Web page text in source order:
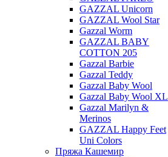
GAZZAL Unicorn
GAZZAL Wool Star
Gazzal Worm
GAZZAL BABY
COTTON 205
Gazzal Barbie
Gazzal Teddy
Gazzal Baby Wool
Gazzal Baby Wool XL
Gazzal Marilyn &
Merinos
GAZZAL Happy Feet
Uni Colors
Пряжа Кашемир